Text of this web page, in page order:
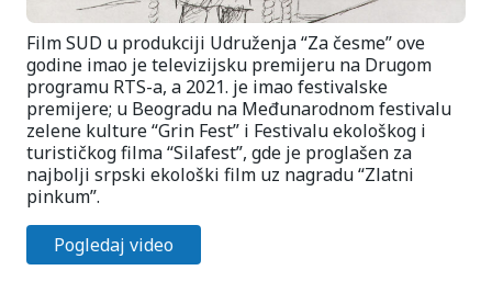
Film SUD u produkciji Udruženja “Za česme” ove
godine imao je televizijsku premijeru na Drugom
programu RTS-a, a 2021. je imao festivalske
premijere; u Beogradu na Međunarodnom festivalu
zelene kulture “Grin Fest” i Festivalu ekološkog i
turističkog filma “Silafest”, gde je proglašen za
najbolji srpski ekološki film uz nagradu “Zlatni
pinkum”.
Pogledaj video